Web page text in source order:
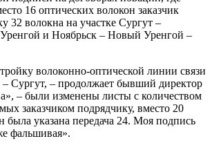
16 оптических волокон заказчик
32 волокна на участке Сургут –
и Ноябрьск – Новый Уренгой –
волоконно-оптической линии связи
Сургут, – продолжает бывший директор
– были изменены листы с количеством
заказчиком подрядчику, вместо 20
была указана передача 24. Моя подпись
фальшивая».